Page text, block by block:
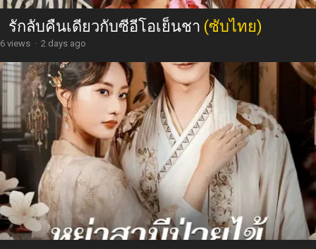
รักลับคืนเดียวกับซีอีโอเย็นชา (ซับไทย)
6 views · 2 days ago